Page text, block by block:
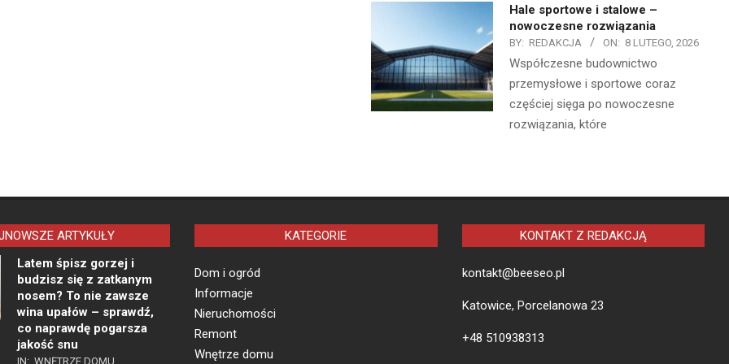
Hale sportowe i stalowe –
nowoczesne rozwiązania
BY: REDAKCJA ON: 8 LUTEGO, 2026
Współczesne budownictwo
przemysłowe i sportowe coraz
częściej sięga po nowoczesne
rozwiązania, które
ARTYKUŁY
Latem śpisz gorzej i
budzisz się z zatkanym
nosem? To nie zawsze
wina upałów – sprawdź,
co naprawdę pogarsza
jakość snu
IN: WNĘTRZE DOMU
KATEGORIE
Dom i ogród
Informacje
Nieruchomości
Remont
Wnętrze domu
KONTAKT Z REDAKCJĄ
kontakt@beeseo.pl
Katowice, Porcelanowa 23
+48 510938313